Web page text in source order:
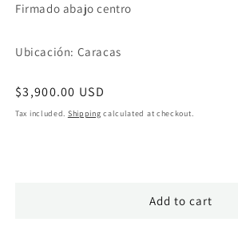
Firmado abajo centro
Ubicación: Caracas
Regular
price
$3,900.00 USD
Tax included. Shipping calculated at checkout.
Add to cart